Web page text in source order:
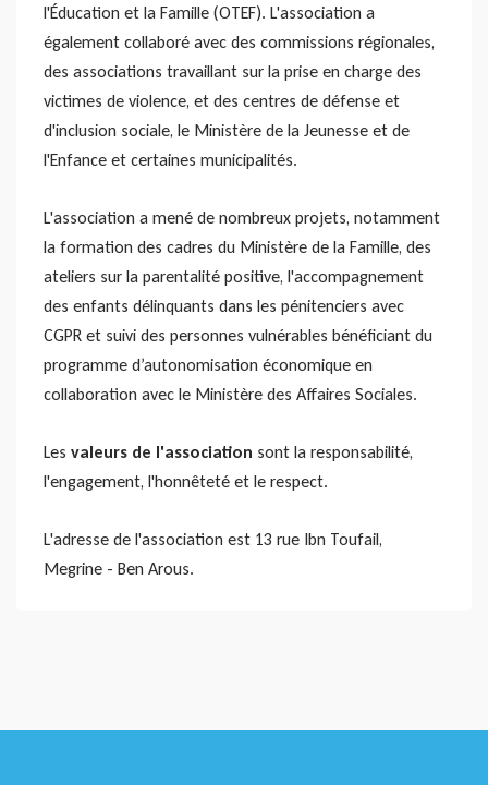
l'Éducation et la Famille (OTEF). L'association a
également collaboré avec des commissions régionales,
des associations travaillant sur la prise en charge des
victimes de violence, et des centres de défense et
d'inclusion sociale, le Ministère de la Jeunesse et de
l'Enfance et certaines municipalités.
L'association a mené de nombreux projets, notamment
la formation des cadres du Ministère de la Famille, des
ateliers sur la parentalité positive, l'accompagnement
des enfants délinquants dans les pénitenciers avec
CGPR et suivi des personnes vulnérables bénéficiant du
programme d’autonomisation économique en
collaboration avec le Ministère des Affaires Sociales.
Les valeurs de l'association sont la responsabilité,
l'engagement, l'honnêteté et le respect.
L'adresse de l'association est 13 rue Ibn Toufail,
Megrine - Ben Arous.